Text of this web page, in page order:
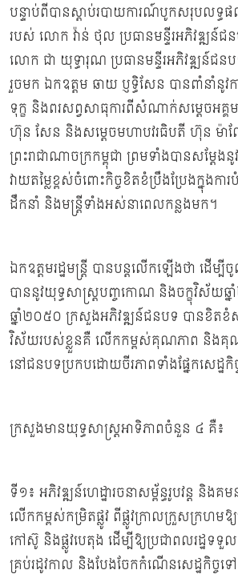
បន្ទាប់ពីបានស្ដាប់របាយការណ៍បូកសរុបលទ្ធផល
របស់ លោក វ៉ាន់ ថុល ប្រធានមន្ទីរអភិវឌ្ឍន៍ជ
លោក ជា យុទ្ធារុណ ប្រធានមន្ទីរអភិវឌ្ឍន៍ជន
រួចមក ឯកឧត្ដម ឆាយ ប្ញទ្ធិសែន បានពាំនាំនូវក
ទុក្ខ និងពរសព្វសាធុការពីសំណាក់សម្តេចអគ្
ហ៊ុន សែន និងសម្តេចមហាបវរធិបតី ហ៊ុន ម៉ាណ
ព្រះរាជាណាចក្រកម្ពុជា ព្រមទាំងបានសម្ដែ
វាយតម្លៃខ្ពស់ចំពោះកិច្ចខិតខំប្រឹងប្រែងក្នុងការ
ដឹកនាំ និងមន្ត្រីទាំងអស់នាពេលកន្លងមក។
ឯកឧត្ដមរដ្ឋមន្ត្រី បានបន្តលើកឡើងថា ដើ
បាននូវយុទ្ធសាស្រ្តបញ្ចកោណ និងចក្ខុវិស័យឆ្
ឆ្នាំ២០៥០ ក្រសួងអភិវឌ្ឍន៍ជនបទ បានខិតខំស
វិស័យរបស់ខ្លួនគឺ លើកកម្ពស់គុណភាព និងគុណ
នៅជនបទប្រកបដោយចីរភាពទាំងផ្នែកសេដ្ឋកិ
ក្រសួងមានយុទ្ធសាស្ត្រអាទិភាពចំនួន ៤ គឺ៖
ទី១៖ អភិវឌ្ឍន៍ហេដ្ឋារចនាសម្ព័ន្ធរូបវន្ត និ
លើកកម្ពស់កម្រិតផ្លូវ ពីផ្លូវក្រាលក្រួសក្រហមឱ្
កៅស៊ូ និងផ្លូវបេតុង ដើម្បីឱ្យប្រជាពលរដ្ឋទទួ
គ្រប់រដូវកាល និងបែងចែកកំណើនសេដ្ឋកិច្